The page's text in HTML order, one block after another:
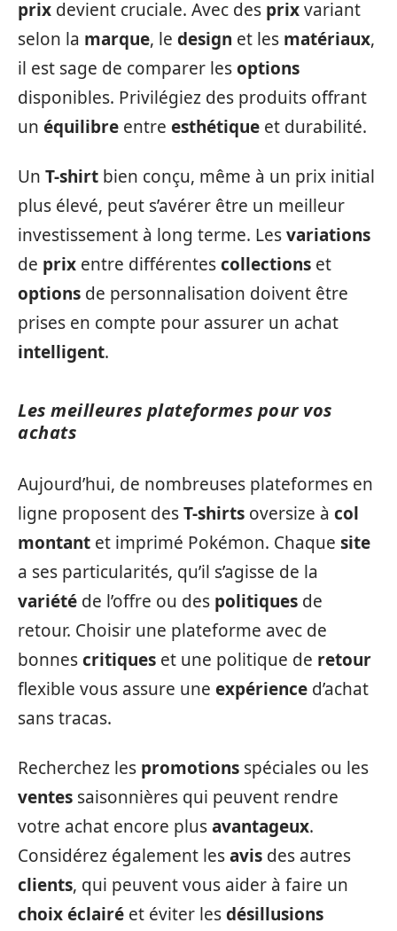
prix devient cruciale. Avec des prixvariant
selon la marque, le design et les matériaux,
il est sage de comparer lesoptions
disponibles. Privilégiez des produits offrant
un équilibre entre esthétique et durabilité.
Un T-shirt bien conçu, même à un prix initial
plus élevé, peut s’avérer être un meilleur
investissement à long terme. Lesvariations
de prix entre différentescollections et
options de personnalisation doivent être
prises en compte pour assurer un achat
intelligent.
Les meilleures plateformes pour vos
achats
Aujourd’hui, de nombreuses plateformes en
ligne proposent desT-shirts oversize à col
montant et imprimé Pokémon. Chaque site
a ses particularités, qu’il s’agisse de la
variété de l’offre ou des politiques de
retour. Choisir une plateforme avec de
bonnescritiques et une politique de retour
flexible vous assure une expérience d’achat
sans tracas.
Recherchez les promotions spéciales ou les
ventes saisonnières qui peuvent rendre
votre achat encore plusavantageux.
Considérez également lesavis des autres
clients, qui peuvent vous aider à faire un
choix éclairé et éviter lesdésillusions